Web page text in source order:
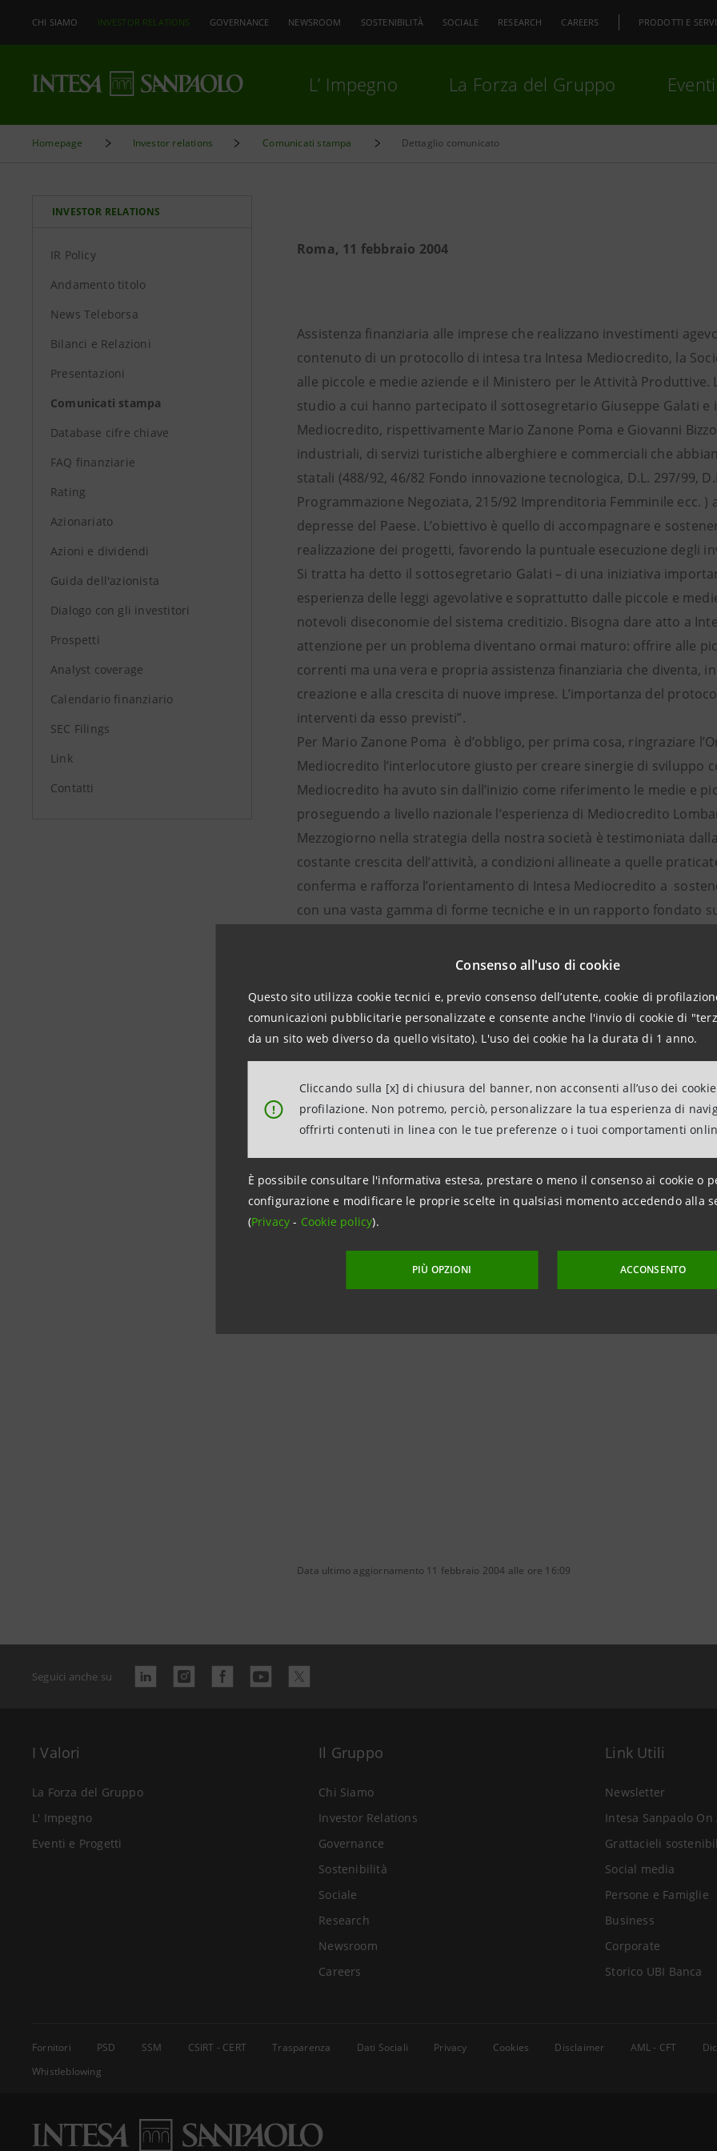
Consenso all'uso di cookie
Questo sito utilizza cookie tecnici e, previo consenso dell’utente, cookie di
comunicazioni pubblicitarie personalizzate e consente anche l'invio di cookie di
da un sito web diverso da quello visitato). L'uso dei cookie ha la durata di 1 anno.
!
Cliccando sulla [x] di chiusura del banner, non acconsenti all’uso dei
profilazione. Non potremo, perciò, personalizzare la tua esperienza di
offrirti contenuti in linea con le tue preferenze o i tuoi comportamenti
È possibile consultare l'informativa estesa, prestare o meno il consenso ai cookie o
configurazione e modificare le proprie scelte in qualsiasi momento accedendo alla
(Privacy- Cookie policy).
PIÙ OPZIONI ACCONSENTO
CHI SIAMO INVESTOR RELATIONS GOVERNANCE NEWSROOM SOSTENIBILITÀ SOCIALE RESEARCH CAREERS PRODOTTI E
L’ Impegno La Forza del Gruppo
Homepage Investor relations Comunicati stampa Dettaglio comunicato
INVESTOR RELATIONS
IR Policy
Andamento titolo
News Teleborsa
Bilanci e Relazioni
Presentazioni
Comunicati stampa
Database cifre chiave
FAQ finanziarie
Rating
Azionariato
Azioni e dividendi
Guida dell'azionista
Dialogo con gli investitori
Prospetti
Analyst coverage
Calendario finanziario
SEC Filings
Link
Contatti
Roma, 11 febbraio 2004
Assistenza finanziaria alle imprese che realizzano investimenti
contenuto di un protocollo di intesa tra Intesa Mediocredito, la
alle piccole e medie aziende e il Ministero per le Attività
studio a cui hanno partecipato il sottosegretario Giuseppe Galati
Mediocredito, rispettivamente Mario Zanone Poma e Giovanni
industriali, di servizi turistiche alberghiere e commerciali che
statali (488/92, 46/82 Fondo innovazione tecnologica, D.L. 297/99,
Programmazione Negoziata, 215/92 Imprenditoria Femminile ecc.
depresse del Paese. L’obiettivo è quello di accompagnare e
realizzazione dei progetti, favorendo la puntuale esecuzione degli
Si tratta ha detto il sottosegretario Galati – di una iniziativa
esperienza delle leggi agevolative e soprattutto dalle piccole e
notevoli diseconomie del sistema creditizio. Bisogna dare atto a
attenzione per un problema diventano ormai maturo: offrire alle
correnti ma una vera e propria assistenza finanziaria che diventa,
creazione e alla crescita di nuove imprese. L’importanza del
interventi da esso previsti”.
Per Mario Zanone Poma è d’obbligo, per prima cosa, ringraziare
Mediocredito l’interlocutore giusto per creare sinergie di sviluppo
Mediocredito ha avuto sin dall’inizio come riferimento le medie e
proseguendo a livello nazionale l’esperienza di Mediocredito
Mezzogiorno nella strategia della nostra società è testimoniata
costante crescita dell’attività, a condizioni allineate a quelle
conferma e rafforza l’orientamento di Intesa Mediocredito a
con una vasta gamma di forme tecniche e in un rapporto fondato
sviluppato strumenti di pianificazione finanziaria, che permettono
Intesa Mediocredito metterà a disposizione delle imprese
l’anticipazione dei contributi in conto impianti concessi dal
la parziale copertura dei fabbisogni connessi alla realizzazione
di nuove iniziative imprenditoriali, programmi di ampliamento /
di integrare i fabbisogni di circolante e/o ripristinare la liquidità
di sostenere finanziariamente i soci promotori impegnati
Sono previste diverse forme tecniche, dal prefinanziamento a
competitive e negoziabili sulla base delle esigenze finanziarie
agevolazioni sarà inoltre possibile accedere anche allo sconto
legge Sabatini. E’ infine prevista la possibilità di concedere
partecipativo, che costituisce un’anticipazione dell’apporto di
una partecipazione all’utile netto di esercizio.
Intesa Mediocredito e il Ministero delle Attività Produttive hanno
Data ultimo aggiornamento 11 febbraio 2004 alle ore 16:09
Seguici anche su
I Valori
La Forza del Gruppo
L' Impegno
Eventi e Progetti
Il Gruppo
Chi Siamo
Investor Relations
Governance
Sostenibilità
Sociale
Research
Newsroom
Careers
Link Utili
Newsletter
Intesa Sanpaolo On
Grattacieli
Social media
Persone e Famiglie
Business
Corporate
Storico UBI Banca
Fornitori PSD SSM CSIRT - CERT Trasparenza Dati Sociali Privacy Cookies Disclaimer AML - CFT
Whistleblowing